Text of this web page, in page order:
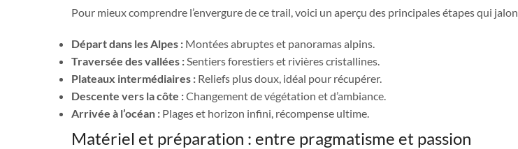
Pour mieux comprendre l’envergure de ce trail, voici un aperçu des principales étapes qui
Départ dans les Alpes : Montées abruptes et panoramas alpins.
Traversée des vallées : Sentiers forestiers et rivières cristallines.
Plateaux intermédiaires : Reliefs plus doux, idéal pour récupérer.
Descente vers la côte :Changement de végétation et d’ambiance.
Arrivée à l’océan : Plages et horizon infini, récompense ultime.
Matériel et préparation : entre pragmatisme et passion